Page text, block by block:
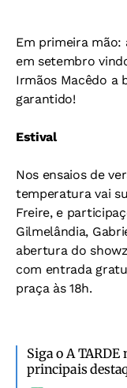
Em primeira mão:
em setembro
Irmãos Macêdo a
garantido!
Estival
Nos ensaios de
temperatura vai
Freire, e
Gilmelândia,
abertura do
com entrada
praça às 18h.
Siga o A TARDE
principais